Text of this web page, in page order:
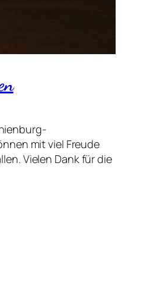
mit viel Freude
Vielen Dank für die